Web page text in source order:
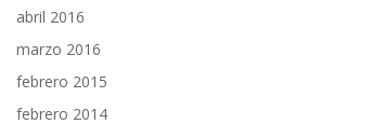
abril 2016
marzo 2016
febrero 2015
febrero 2014